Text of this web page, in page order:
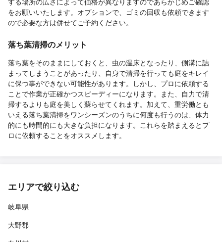
をお願いいたします。オプションで、ゴミの回収も依頼できます
ので必要な方は併せてご予約ください。
落ち葉清掃のメリット
落ち葉をそのままにしておくと、虫の温床となったり、側溝に詰
まってしまうことがあったり、自身で清掃を行っても庭をキレイ
に保つ事ができない可能性があります。しかし、プロに依頼する
ことで作業が正確かつスピーディーになります。また、自力で清
掃するよりも庭を美しく蘇らせてくれます。加えて、重労働とも
いえる落ち葉清掃をワンシーズンのうちに何度も行うのは、体力
的にも時間的にも大きな負担になります。これらを踏まえるとプ
ロに依頼することをオススメします。
エリアで絞り込む
岐阜県
大野郡